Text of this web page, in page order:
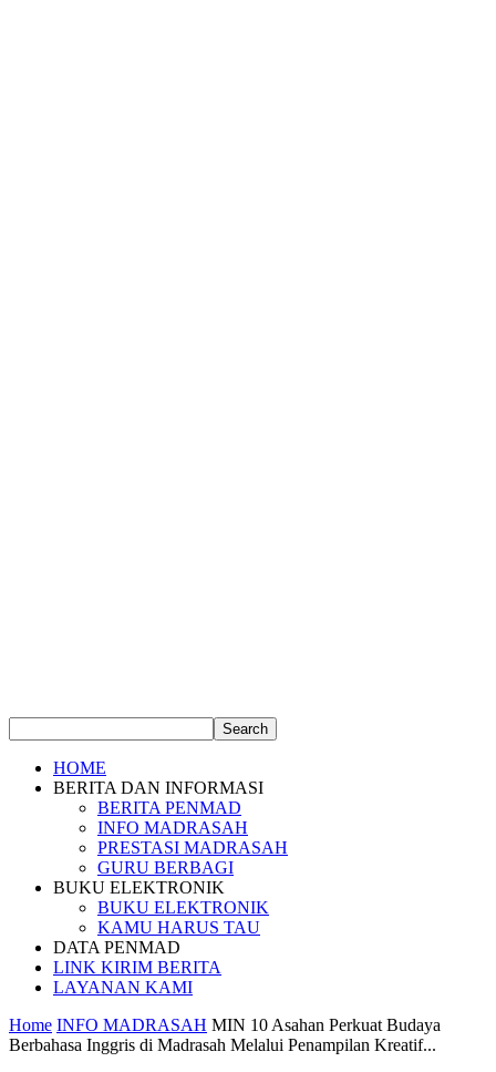
HOME
BERITA DAN INFORMASI
BERITA PENMAD
INFO MADRASAH
PRESTASI MADRASAH
GURU BERBAGI
BUKU ELEKTRONIK
BUKU ELEKTRONIK
KAMU HARUS TAU
DATA PENMAD
LINK KIRIM BERITA
LAYANAN KAMI
Home INFO MADRASAH MIN 10 Asahan Perkuat Budaya
Berbahasa Inggris di Madrasah Melalui Penampilan Kreatif...